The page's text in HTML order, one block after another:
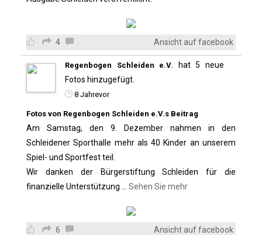
4 Ansicht auf facebook
Regenbogen Schleiden e.V.
hat 5 neue
Fotos hinzugefügt.
8 Jahrevor
Fotos von Regenbogen Schleiden e.V.s Beitrag
Am Samstag, den 9. Dezember nahmen in den
Schleidener Sporthalle mehr als 40 Kinder an unserem
Spiel- und Sportfest teil.
Wir danken der Bürgerstiftung Schleiden für die
finanzielle Unterstützung
Sehen Sie mehr
6 Ansicht auf facebook